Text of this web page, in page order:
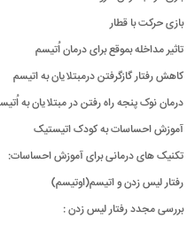
بازی حرکت با قطار
تاثیر مداخله بموقع برای درمان اُتیسم
کاهش رفتار گازگرفتن درمبتلایان به اتیسم
درمان نوک پنجه راه رفتن در مبتلایان به
آموزش احساسات به کودک اتیستیک
تکنیک های درمانی برای آموزش احساسات:
رفتار لیس زدن و اتیسم(اوتیسم)
بررسی مجدد رفتار لیس زدن :